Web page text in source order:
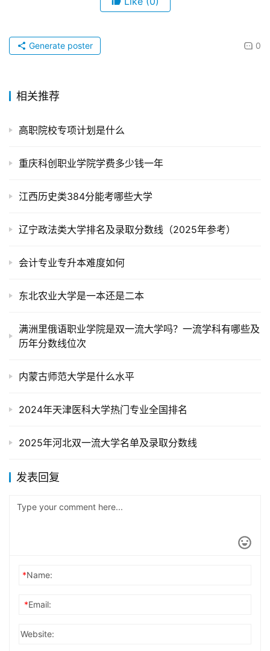
0
Generate poster
相关推荐
高职院校专项计划是什么
重庆科创职业学院学费多少钱一年
江西历史类384分能考哪些大学
辽宁政法类大学排名及录取分数线（2025年参考）
会计专业专升本难度如何
东北农业大学是一本还是二本
满洲里俄语职业学院是双一流大学吗？一流学科有哪些及
历年分数线位次
内蒙古师范大学是什么水平
2024年天津医科大学热门专业全国排名
2025年河北双一流大学名单及录取分数线
发表回复
*Name:
*Email:
Website: